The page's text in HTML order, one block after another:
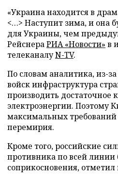
«Украина находится в
<…> Наступит зима, и она
для Украины, чем
РейснераРИА «Новости» в
телеканалуN-TV.
По словам аналитика, из-
войск инфраструктура
производить достаточное
электроэнергии. Поэтому
максимальных требований
перемирия.
Кроме того, российские
противника по всей линии
соприкосновения,